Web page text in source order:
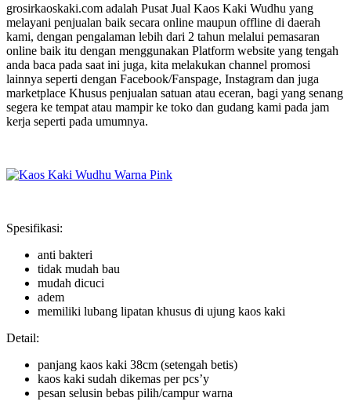
grosirkaoskaki.com adalah Pusat Jual Kaos Kaki Wudhu yang
melayani penjualan baik secara online maupun offline di daerah
kami, dengan pengalaman lebih dari 2 tahun melalui pemasaran
online baik itu dengan menggunakan Platform website yang tengah
anda baca pada saat ini juga, kita melakukan channel promosi
lainnya seperti dengan Facebook/Fanspage, Instagram dan juga
marketplace Khusus penjualan satuan atau eceran, bagi yang senang
segera ke tempat atau mampir ke toko dan gudang kami pada jam
kerja seperti pada umumnya.
Spesifikasi:
anti bakteri
tidak mudah bau
mudah dicuci
adem
memiliki lubang lipatan khusus di ujung kaos kaki
Detail:
panjang kaos kaki 38cm (setengah betis)
kaos kaki sudah dikemas per pcs’y
pesan selusin bebas pilih/campur warna